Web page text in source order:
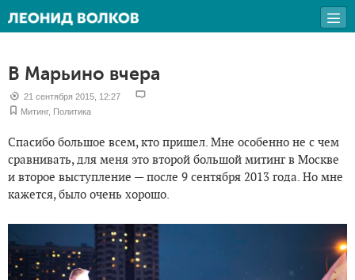
В Марьино вчера
21 сентября 2015, 12:27
Митинг, Политика
Спасибо большое всем, кто пришел. Мне особенно не с чем
сравнивать, для меня это второй большой митинг в Москве
и второе выступление — после 9 сентября 2013 года. Но мне
кажется, было очень хорошо.